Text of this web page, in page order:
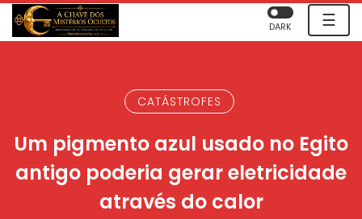
☰
DARK
CATÁSTROFES
Um pigmento azul usado no Egito
antigo poderia gerar eletricidade
através do calor